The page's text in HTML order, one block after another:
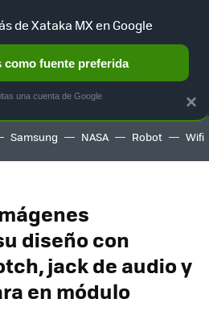
HOME AUTO TERRITORIO
Samsung NASA Robot Wifi
diseño con
jack de audio y
en módulo
×
de Xataka MX en Google
como fuente preferida
una cuenta de Google